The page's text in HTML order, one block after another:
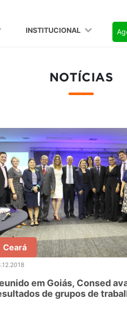
INSTITUCIONAL
NOTÍCIAS
Ceará
em Goiás, Consed
de grupos de